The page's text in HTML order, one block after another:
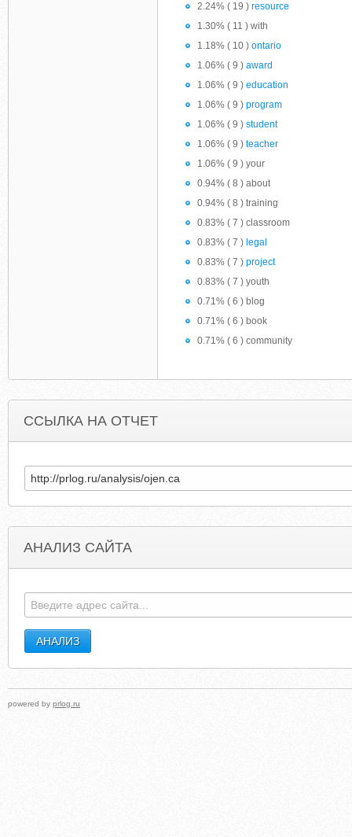
2.24% ( 19 ) resource
1.30% ( 11 ) with
1.18% ( 10 ) ontario
1.06% ( 9 ) award
1.06% ( 9 ) education
1.06% ( 9 ) program
1.06% ( 9 ) student
1.06% ( 9 ) teacher
1.06% ( 9 ) your
0.94% ( 8 ) about
0.94% ( 8 ) training
0.83% ( 7 ) classroom
0.83% ( 7 ) legal
0.83% ( 7 ) project
0.83% ( 7 ) youth
0.71% ( 6 ) blog
0.71% ( 6 ) book
0.71% ( 6 ) community
ССЫЛКА НА ОТЧЕТ
АНАЛИЗ САЙТА
powered by prlog.ru